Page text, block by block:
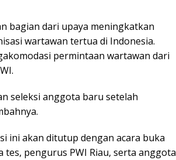
bagian dari upaya meningkatkan
wartawan tertua di Indonesia.
permintaan wartawan dari
seleksi anggota baru setelah
ini akan ditutup dengan acara buka
pengurus PWI Riau, serta anggota